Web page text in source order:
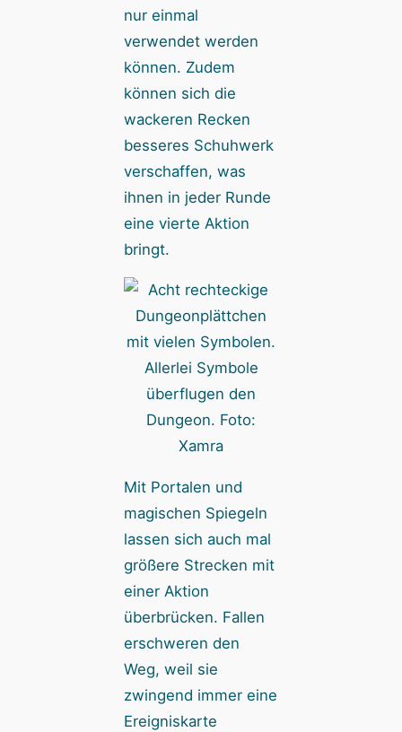
nur einmal
verwendet werden
können. Zudem
können sich die
wackeren Recken
besseres Schuhwerk
verschaffen, was
ihnen in jeder Runde
eine vierte Aktion
bringt.
Allerlei Symbole
überflugen den
Dungeon. Foto:
Xamra
Mit Portalen und
magischen Spiegeln
lassen sich auch mal
größere Strecken mit
einer Aktion
überbrücken. Fallen
erschweren den
Weg, weil sie
zwingend immer eine
Ereigniskarte